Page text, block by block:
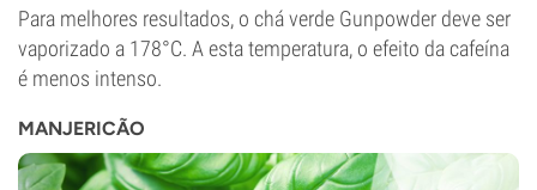
Para melhores resultados, o chá verde Gunpowder deve ser
vaporizado a 178°C. A esta temperatura, o efeito da cafeína
é menos intenso.
MANJERICÃO